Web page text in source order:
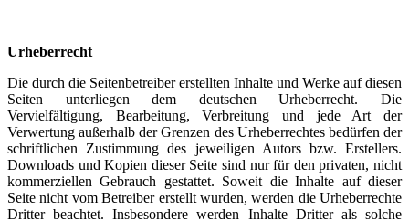
Urheberrecht
Die durch die Seitenbetreiber erstellten Inhalte und Werke auf diesen
Seiten unterliegen dem deutschen Urheberrecht. Die
Vervielfältigung, Bearbeitung, Verbreitung und jede Art der
Verwertung außerhalb der Grenzen des Urheberrechtes bedürfen der
schriftlichen Zustimmung des jeweiligen Autors bzw. Erstellers.
Downloads und Kopien dieser Seite sind nur für den privaten, nicht
kommerziellen Gebrauch gestattet. Soweit die Inhalte auf dieser
Seite nicht vom Betreiber erstellt wurden, werden die Urheberrechte
Dritter beachtet. Insbesondere werden Inhalte Dritter als solche